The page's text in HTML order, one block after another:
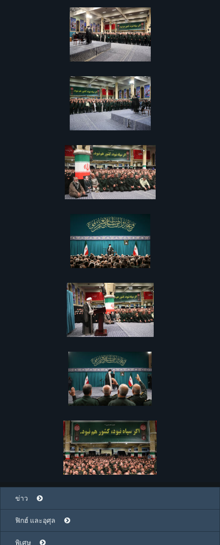
ข่าว
ฟิกฮ์ และอุศุล
พิเศษ